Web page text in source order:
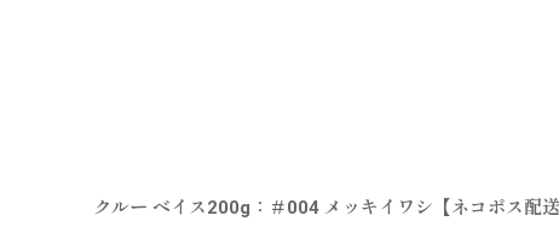
クルー ベイス200g：＃004 メッキイワシ【ネコポス配送